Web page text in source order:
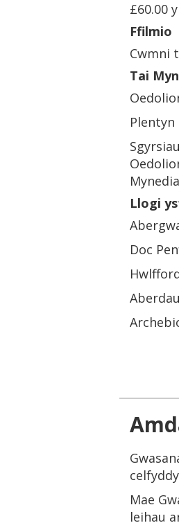
£60.00
Ffilmio
Cwmni
Tai
Plentyn
Llogi
Doc
Mae
leihau